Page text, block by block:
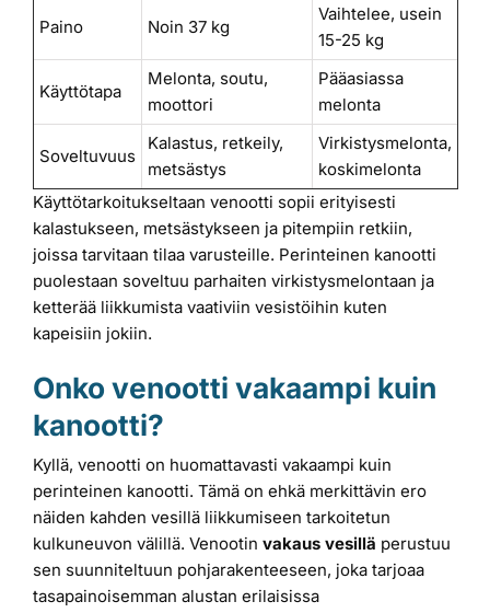
Paino Noin 37 kg
Vaihtelee, usein
15-25 kg
Käyttötapa
Melonta, soutu,
moottori
Pääasiassa
melonta
Soveltuvuus
Kalastus, retkeily,
metsästys
Virkistysmelonta,
koskimelonta
Käyttötarkoitukseltaan venootti sopii erityisesti
kalastukseen, metsästykseen ja pitempiin retkiin,
joissa tarvitaan tilaa varusteille. Perinteinen kanootti
puolestaan soveltuu parhaiten virkistysmelontaan ja
ketterää liikkumista vaativiin vesistöihin kuten
kapeisiin jokiin.
Onko venootti vakaampi kuin
kanootti?
Kyllä, venootti on huomattavasti vakaampi kuin
perinteinen kanootti. Tämä on ehkä merkittävin ero
näiden kahden vesillä liikkumiseen tarkoitetun
kulkuneuvon välillä. Venootin vakaus vesillä perustuu
sen suunniteltuun pohjarakenteeseen, joka tarjoaa
tasapainoisemman alustan erilaisissa